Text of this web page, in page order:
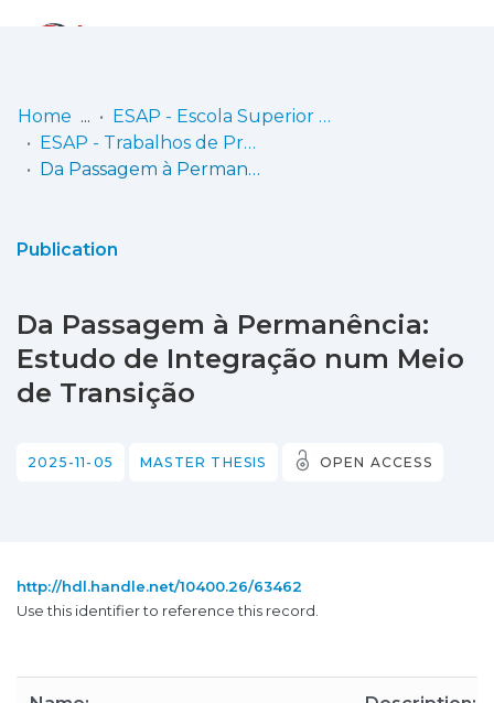
Communities
Statistics
Home
ESAP - Escola Superior Artística do Porto
ESAP - Trabalhos de Projecto
Da Passagem à Permanência: Estudo de Integração num Meio de Transição
Publication
Da Passagem à Permanência:
Estudo de Integração num Meio
de Transição
2025-11-05 MASTER THESIS OPEN ACCESS
http://hdl.handle.net/10400.26/63462
Use this identifier to reference this record.